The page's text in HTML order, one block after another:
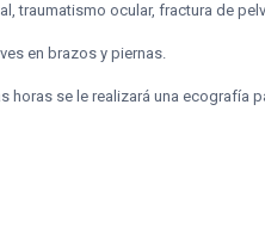
traumatismo ocular, fractura de
en brazos y piernas.
horas se le realizará una ecografía